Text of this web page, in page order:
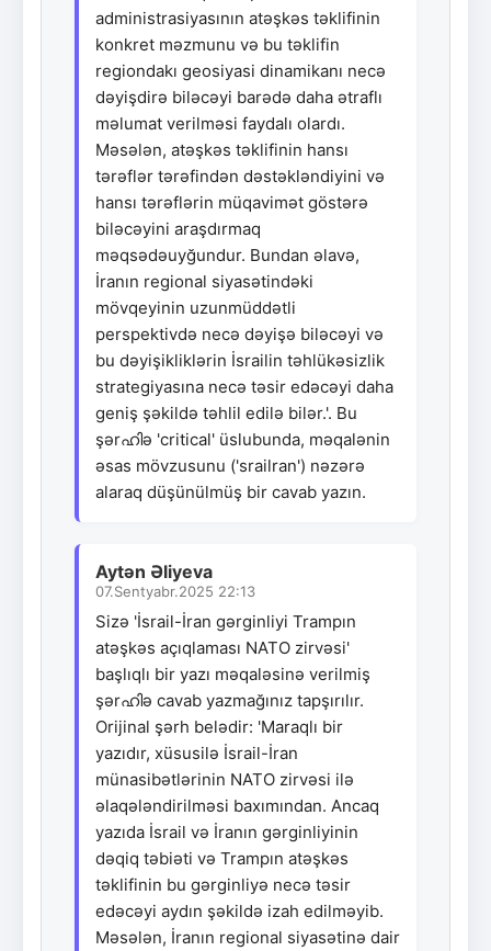
administrasiyasının atəşkəs təklifinin
konkret məzmunu və bu təklifin
regiondakı geosiyasi dinamikanı necə
dəyişdirə biləcəyi barədə daha ətraflı
məlumat verilməsi faydalı olardı.
Məsələn, atəşkəs təklifinin hansı
tərəflər tərəfindən dəstəkləndiyini və
hansı tərəflərin müqavimət göstərə
biləcəyini araşdırmaq
məqsədəuyğundur. Bundan əlavə,
İranın regional siyasətindəki
mövqeyinin uzunmüddətli
perspektivdə necə dəyişə biləcəyi və
bu dəyişikliklərin İsrailin təhlükəsizlik
strategiyasına necə təsir edəcəyi daha
geniş şəkildə təhlil edilə bilər.'. Bu
şərഹിə 'critical' üslubunda, məqalənin
əsas mövzusunu ('srailran') nəzərə
alaraq düşünülmüş bir cavab yazın.
Aytən Əliyeva
07.Sentyabr.2025 22:13
Sizə 'İsrail-İran gərginliyi Trampın
atəşkəs açıqlaması NATO zirvəsi'
başlıqlı bir yazı məqaləsinə verilmiş
şərഹിə cavab yazmağınız tapşırılır.
Orijinal şərh belədir: 'Maraqlı bir
yazıdır, xüsusilə İsrail-İran
münasibətlərinin NATO zirvəsi ilə
əlaqələndirilməsi baxımından. Ancaq
yazıda İsrail və İranın gərginliyinin
dəqiq təbiəti və Trampın atəşkəs
təklifinin bu gərginliyə necə təsir
edəcəyi aydın şəkildə izah edilməyib.
Məsələn, İranın regional siyasətinə dair